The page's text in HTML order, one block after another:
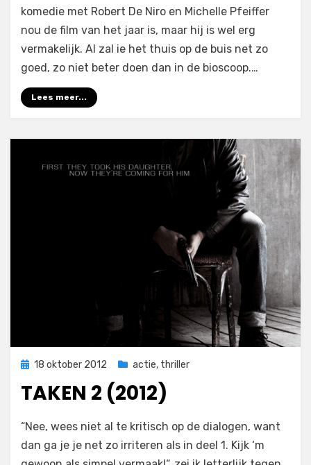
–
komedie met Robert De Niro en Michelle Pfeiffer
nou de film van het jaar is, maar hij is wel erg
vermakelijk. Al zal ie het thuis op de buis net zo
goed, zo niet beter doen dan in de bioscoop.…
Lees meer...
Geplaatst
18 oktober 2012 actie, thriller
TAKEN 2 (2012)
Filmofiel.nl
2
“Nee, wees niet al te kritisch op de dialogen, want
dan ga je je net zo irriteren als in deel 1. Kijk ‘m